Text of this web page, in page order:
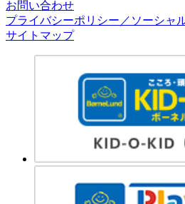
お問い合わせ
プライバシーポリシー／ソーシャ
サイトマップ